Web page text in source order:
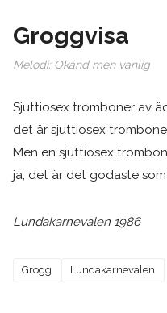
Groggvisa
Melodi: Okänd men vanlig
Sjuttiosex tromboner av
det är sjuttiosex
Men en sjuttiosex
ja, det är det godaste som
Lundakarnevalen 1986
Grogg Lundakarnevalen